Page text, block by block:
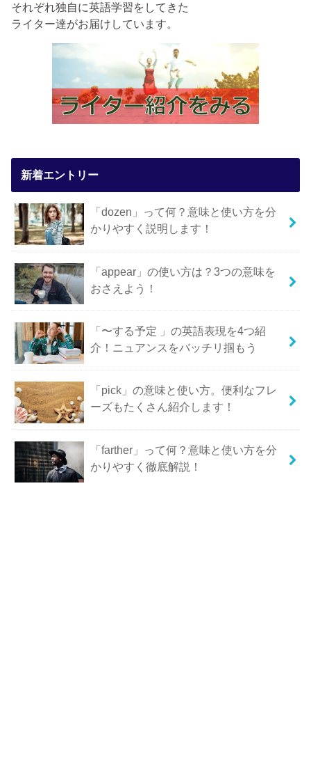
それぞれ独自に英語学習をしてきた
ライター達がお届けしています。
新着エントリー
「dozen」って何？意味と使い方を分
かりやすく説明します！
「appear」の使い方は？3つの意味を
おさえよう！
「〜する予定 」の英語表現を4つ紹
介！ニュアンスをバッチリ掴もう
「pick」の意味と使い方。便利なフレ
ーズもたくさん紹介します！
「farther」って何？意味と使い方を分
かりやすく徹底解説！